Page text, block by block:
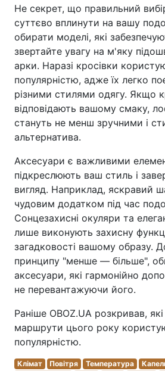
Не секрет, що правильний
суттєво вплинути на вашу
обирати моделі, які
звертайте увагу на м'яку
арки. Наразі кросівки
популярністю, адже їх легко
різними стилями одягу. Якщо
відповідають вашому смаку,
стануть не менш зручними і
альтернатива.
Аксесуари є важливими
підкреслюють ваш стиль і
вигляд. Наприклад, яскравий
чудовим додатком під час
Сонцезахисні окуляри та
лише виконують захисну
загадковості вашому образу.
принципу "менше — більше",
аксесуари, які гармонійно
не перевантажуючи його.
Раніше OBOZ.UA розкривав,
маршрути цього року
популярністю.
Клімат Повітря Температура